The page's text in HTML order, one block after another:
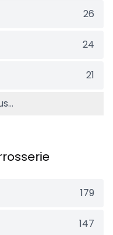
26
24
21
179
147